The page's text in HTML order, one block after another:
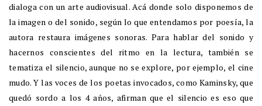
dialoga con un arte audiovisual. Acá donde solo disponemos de
la imagen o del sonido, según lo que entendamos por poesía, la
autora restaura imágenes sonoras. Para hablar del sonido y
hacernos conscientes del ritmo en la lectura, también se
tematiza el silencio, aunque no se explore, por ejemplo, el cine
mudo. Y las voces de los poetas invocados, como Kaminsky, que
quedó sordo a los 4 años, afirman que el silencio es eso que